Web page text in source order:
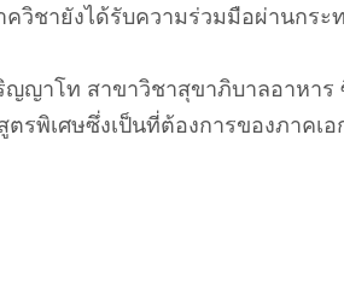
ชายังได้รับความร่วมมือผ่านกระ
ญาโท สาขาวิชาสุขาภิบาลอาหา
พิเศษซึ่งเป็นที่ต้องการของภาคเ